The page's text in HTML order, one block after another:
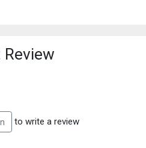
Review
to write a review